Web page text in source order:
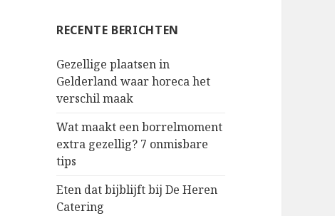
RECENTE BERICHTEN
Gezellige plaatsen in
Gelderland waar horeca het
verschil maak
Wat maakt een borrelmoment
extra gezellig? 7 onmisbare
tips
Eten dat bijblijft bij De Heren
Catering